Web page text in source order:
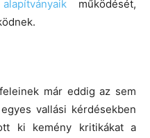
működését,
már eddig az sem
vallási kérdésekben
ki kemény kritikákat a